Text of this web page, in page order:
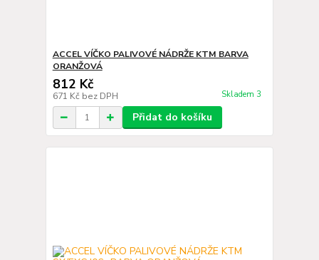
ACCEL VÍČKO PALIVOVÉ NÁDRŽE KTM BARVA
ORANŽOVÁ
812 Kč
671 Kč bez DPH Skladem 3
Přidat do košíku